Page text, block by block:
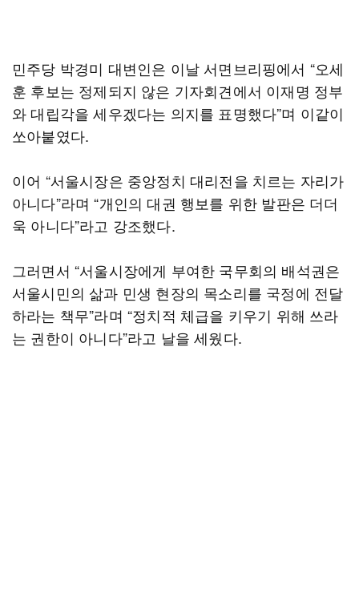
민주당 박경미 대변인은 이날 서면브리핑에서 “오세
훈 후보는 정제되지 않은 기자회견에서 이재명 정부
와 대립각을 세우겠다는 의지를 표명했다”며 이같이
쏘아붙였다.
이어 “서울시장은 중앙정치 대리전을 치르는 자리가
아니다”라며 “개인의 대권 행보를 위한 발판은 더더
욱 아니다”라고 강조했다.
그러면서 “서울시장에게 부여한 국무회의 배석권은
서울시민의 삶과 민생 현장의 목소리를 국정에 전달
하라는 책무”라며 “정치적 체급을 키우기 위해 쓰라
는 권한이 아니다”라고 날을 세웠다.